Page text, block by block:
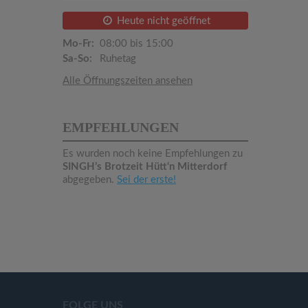
Heute nicht geöffnet
Mo-Fr: 08:00 bis 15:00
Sa-So:
Ruhetag
Alle Öffnungszeiten ansehen
EMPFEHLUNGEN
Es wurden noch keine Empfehlungen zu
SINGH’s Brotzeit Hütt‘n Mitterdorf
abgegeben. Sei der erste!
FOLGE UNS